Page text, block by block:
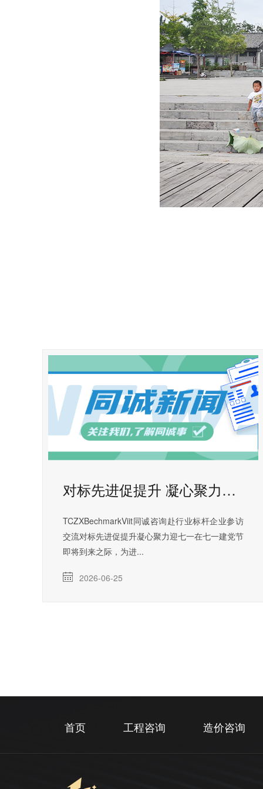
对标先进促提升 凝心聚力迎七一 | 同诚咨询赴行业标杆企业参访交流
TCZXBechmarkViit同诚咨询赴行业标杆企业参访
交流对标先进促提升凝心聚力迎七一在七一建党节
即将到来之际，为进...
2026-06-25
首页 工程咨询 造价咨询